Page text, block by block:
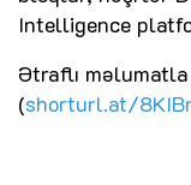
Intelligence
Ətraflı
(shorturl.at/